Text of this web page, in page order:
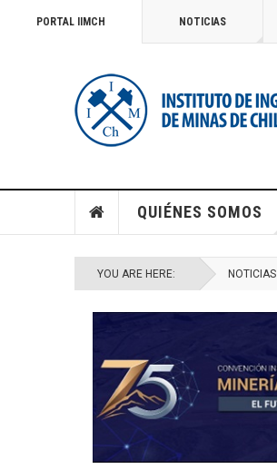
PORTAL IIMCH NOTICIAS
QUIÉNES SOMOS
YOU ARE HERE: NOTICIAS